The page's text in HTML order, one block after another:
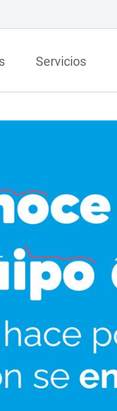
Servicios